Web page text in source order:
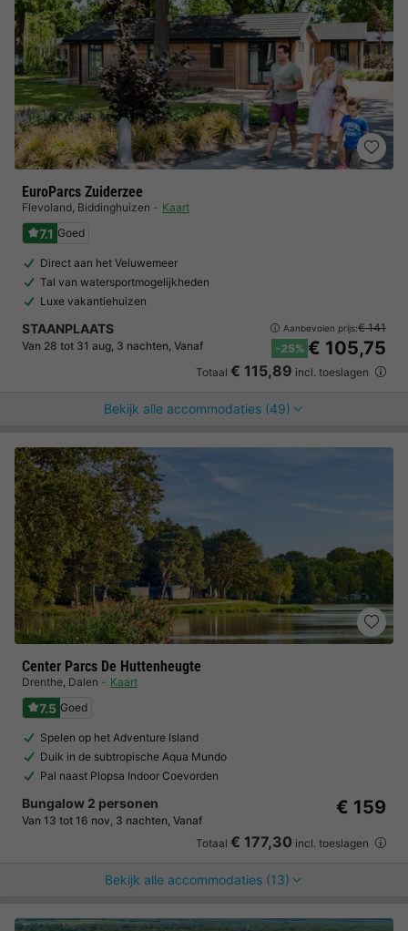
EuroParcs Zuiderzee
Flevoland, Biddinghuizen Kaart
7.1 Goed
Direct aan het Veluwemeer
Tal van watersportmogelijkheden
Luxe vakantiehuizen
STAANPLAATS
Van 28 tot 31 aug, 3 nachten, Vanaf
Aanbevolen prijs:€ 141
-25% € 105,75
Totaal € 115,89 incl. toeslagen
Bekijk alle accommodaties (49)
Center Parcs De Huttenheugte
Drenthe, Dalen Kaart
7.5 Goed
Spelen op het Adventure Island
Duik in de subtropische Aqua Mundo
Pal naast Plopsa Indoor Coevorden
Bungalow 2 personen
Van 13 tot 16 nov, 3 nachten, Vanaf
€ 159
Totaal € 177,30 incl. toeslagen
Bekijk alle accommodaties (13)